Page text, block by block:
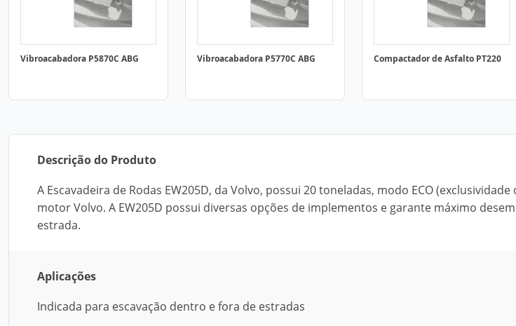
Vibroacabadora P5870C ABG Vibroacabadora P5770C ABG Compactador de Asfalto PT220
Descrição do Produto
A Escavadeira de Rodas EW205D, da Volvo, possui 20 toneladas, modo ECO
motor Volvo. A EW205D possui diversas opções de implementos e garante máximo
estrada.
Aplicações
Indicada para escavação dentro e fora de estradas